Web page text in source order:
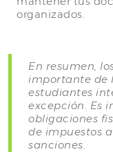
organizados.
En resumen,
importante de
estudiantes
excepción. Es
obligaciones
de impuestos
sanciones.